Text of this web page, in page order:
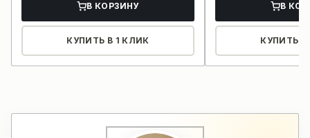
В КОРЗИНУ
КУПИТЬ В 1 КЛИК
В
КУПИТЬ В